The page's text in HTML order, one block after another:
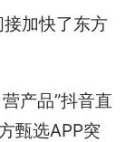
加快了东方
产品”抖音直
甄选APP突